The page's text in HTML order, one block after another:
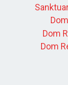
Dom
Dom